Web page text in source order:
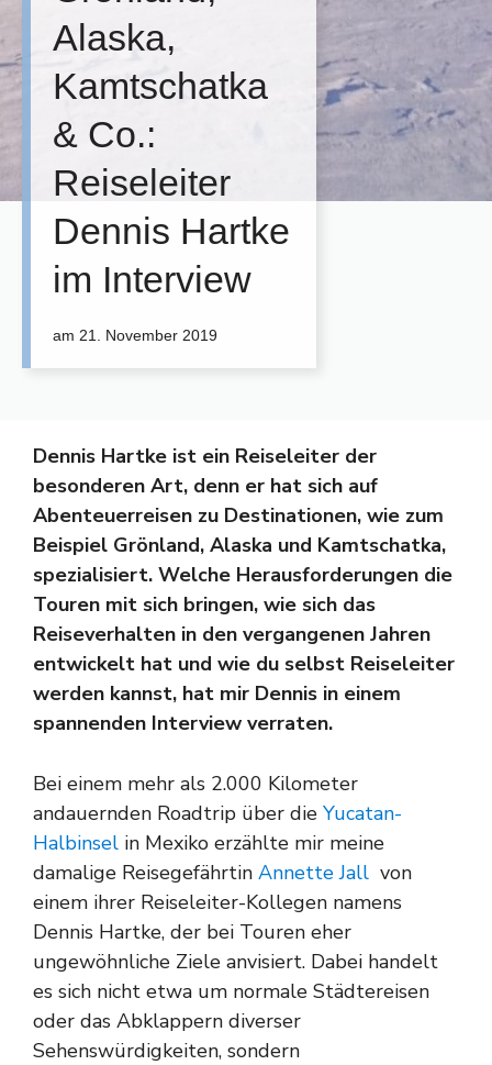
Alaska,
Kamtschatka
& Co.:
Reiseleiter
Dennis Hartke
im Interview
am 21. November 2019
Dennis Hartke ist ein Reiseleiter der
besonderen Art, denn er hat sich auf
Abenteuerreisen zu Destinationen, wie zum
Beispiel Grönland, Alaska und Kamtschatka,
spezialisiert. Welche Herausforderungen die
Touren mit sich bringen, wie sich das
Reiseverhalten in den vergangenen Jahren
entwickelt hat und wie du selbst Reiseleiter
werden kannst, hat mir Dennis in einem
spannenden Interview verraten.
Bei einem mehr als 2.000 Kilometer
andauernden Roadtrip über die Yucatan-
Halbinsel in Mexiko erzählte mir meine
damalige Reisegefährtin Annette Jall von
einem ihrer Reiseleiter-Kollegen namens
Dennis Hartke, der bei Touren eher
ungewöhnliche Ziele anvisiert. Dabei handelt
es sich nicht etwa um normale Städtereisen
oder das Abklappern diverser
Sehenswürdigkeiten, sondern